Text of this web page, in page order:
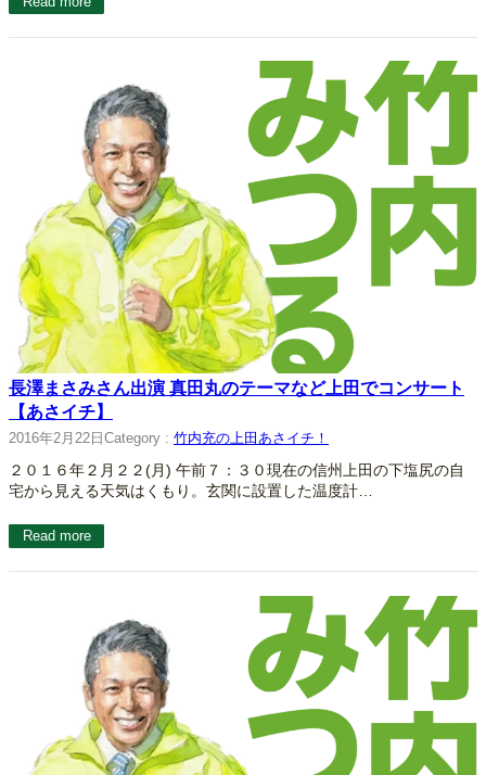
長澤まさみさん出演 真田丸のテーマなど上田でコンサート
【あさイチ】
2016年2月22日 Category : 竹内充の上田あさイチ！
２０１６年２月２２(月) 午前７：３０現在の信州上田の下塩尻の自
宅から見える天気はくもり。玄関に設置した温度計…
Read more